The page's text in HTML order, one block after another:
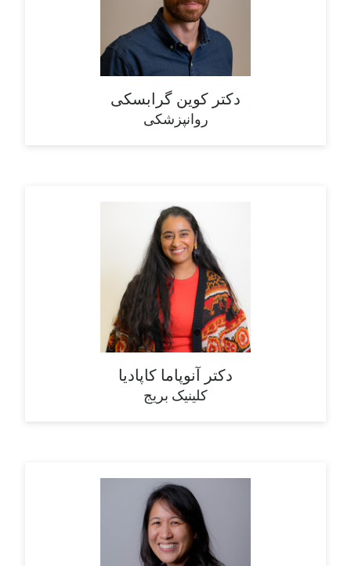
دکتر کوین گرابسکی
روانپزشکی
دکتر آنوپاما کاپادیا
کلینیک بریج